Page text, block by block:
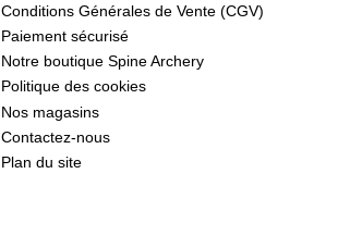
Conditions Générales de Vente (CGV)
Paiement sécurisé
Notre boutique Spine Archery
Politique des cookies
Nos magasins
Contactez-nous
Plan du site